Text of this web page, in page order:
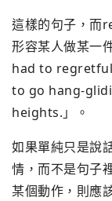
這樣的句子，而
形容某人做某一
had to
to go hang-
heights.」。
如果單純只是說
情，而不是句子
某個動作，則應